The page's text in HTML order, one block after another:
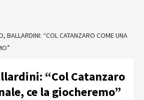
BALLARDINI: “COL CATANZARO COME UNA
“Col Catanzaro
ce la giocheremo”